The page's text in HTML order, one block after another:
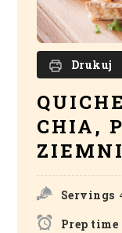
Drukuj
CHIA,
Servings
Prep time